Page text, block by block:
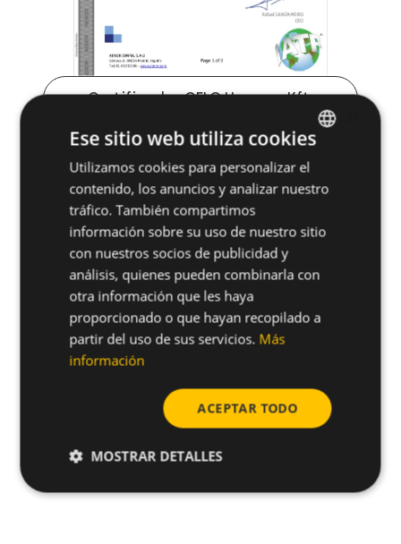
Certificados CELO Hungary Kft.
REACH Certificate ENGLISH
SPANISH
FRENCH
Ese sitio web utiliza cookies
Utilizamos cookies para personalizar el
contenido, los anuncios y analizar nuestro
tráfico. También compartimos
información sobre su uso de nuestro sitio
con nuestros socios de publicidad y
análisis, quienes pueden combinarla con
otra información que les haya
proporcionado o que hayan recopilado a
partir del uso de sus servicios. Más
información
ACEPTAR TODO
MOSTRAR DETALLES